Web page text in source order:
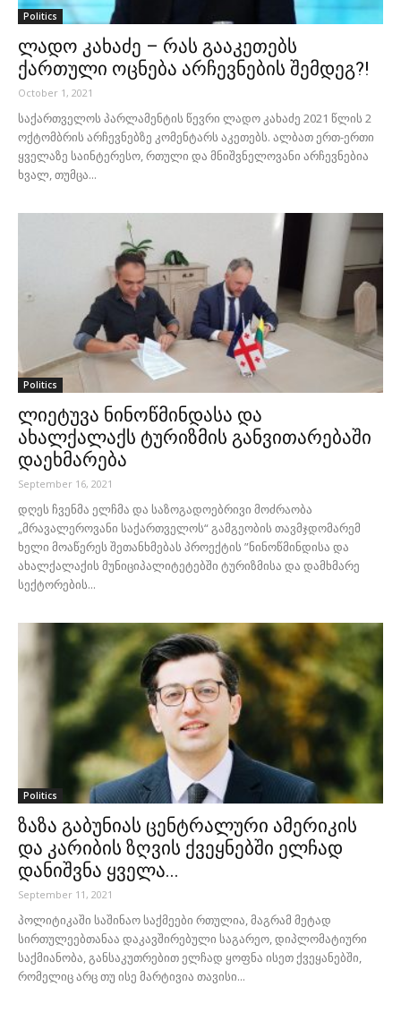
Politics
ლადო კახაძე – რას გააკეთებს
ქართული ოცნება არჩევნების შემდეგ?!
October 1, 2021
საქართველოს პარლამენტის წევრი ლადო კახაძე 2021 წლის 2
ოქტომბრის არჩევნებზე კომენტარს აკეთებს. ალბათ ერთ-ერთი
ყველაზე საინტერესო, რთული და მნიშვნელოვანი არჩევნებია
ხვალ, თუმცა...
Politics
ლიეტუვა ნინოწმინდასა და
ახალქალაქს ტურიზმის განვითარებაში
დაეხმარება
September 16, 2021
დღეს ჩვენმა ელჩმა და საზოგადოებრივი მოძრაობა
„მრავალეროვანი საქართველოს“ გამგეობის თავმჯდომარემ
ხელი მოაწერეს შეთანხმებას პროექტის ”ნინოწმინდისა და
ახალქალაქის მუნიციპალიტეტებში ტურიზმისა და დამხმარე
სექტორების...
Politics
ზაზა გაბუნიას ცენტრალური ამერიკის
და კარიბის ზღვის ქვეყნებში ელჩად
დანიშვნა ყველა...
September 11, 2021
პოლიტიკაში საშინაო საქმეები რთულია, მაგრამ მეტად
სირთულეებთანაა დაკავშირებული საგარეო, დიპლომატიური
საქმიანობა, განსაკუთრებით ელჩად ყოფნა ისეთ ქვეყანებში,
რომელიც არც თუ ისე მარტივია თავისი...